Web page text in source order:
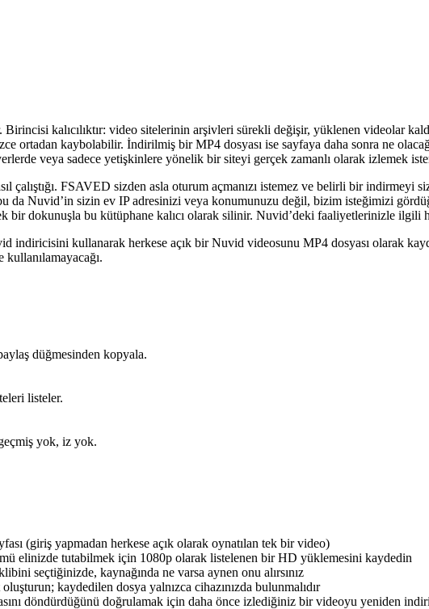
kalıcılıktır: video sitelerinin arşivleri sürekli değişir, yüklenen videolar
ortadan kaybolabilir. İndirilmiş bir MP4 dosyası ise sayfaya daha sonra ne
veya sadece yetişkinlere yönelik bir siteyi gerçek zamanlı olarak izlemek
çalıştığı. FSAVED sizden asla oturum açmanızı istemez ve belirli bir indirmeyi
da Nuvid’in sizin ev IP adresinizi veya konumunuzu değil, bizim isteğimizi
bir dokunuşla bu kütüphane kalıcı olarak silinir. Nuvid’deki faaliyetlerinizle
indiricisini kullanarak herkese açık bir Nuvid videosunu MP4 dosyası olarak
kullanılamayacağı.
düğmesinden kopyala.
listeler.
yok, iz yok.
(giriş yapmadan herkese açık olarak oynatılan tek bir video)
elinizde tutabilmek için 1080p olarak listelenen bir HD yüklemesini kaydedin
seçtiğinizde, kaynağında ne varsa aynen onu alırsınız
kaydedilen dosya yalnızca cihazınızda bulunmalıdır
döndürdüğünü doğrulamak için daha önce izlediğiniz bir videoyu yeniden